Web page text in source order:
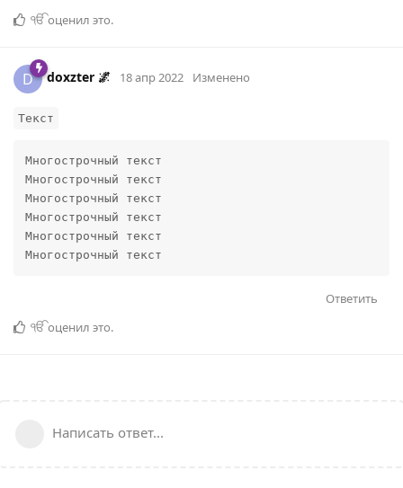
ੴоценил это.
D doxzter 🌌 18 апр 2022 Изменено
Текст
Многострочный текст
Многострочный текст
Многострочный текст
Многострочный текст
Многострочный текст
Многострочный текст
Ответить
ੴоценил это.
Написать ответ...